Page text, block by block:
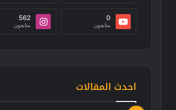
0
متابعون
562
متابعون
احدث المقالات